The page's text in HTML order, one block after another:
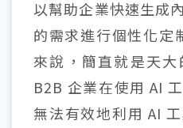
以幫助企業快速生成
的需求進行個性化定
來說，簡直就是天
B2B 企業在使用 AI
無法有效地利用 AI